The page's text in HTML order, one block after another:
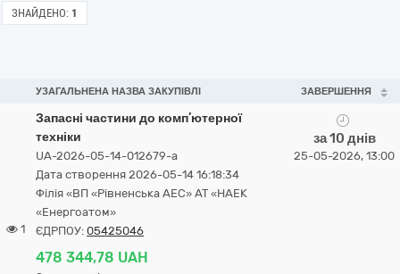
ЗНАЙДЕНО: 1
УЗАГАЛЬНЕНА НАЗВА ЗАКУПІВЛІ ЗАВЕРШЕННЯ
1
Запасні частини до комп’ютерної
техніки
UA-2026-05-14-012679-a
Дата створення 2026-05-14 16:18:34
Філія «ВП «Рівненська АЕС» АТ «НАЕК
«Енергоатом»
ЄДРПОУ: 05425046
478 344,78 UAH
за 10 днів
25-05-2026, 13:00